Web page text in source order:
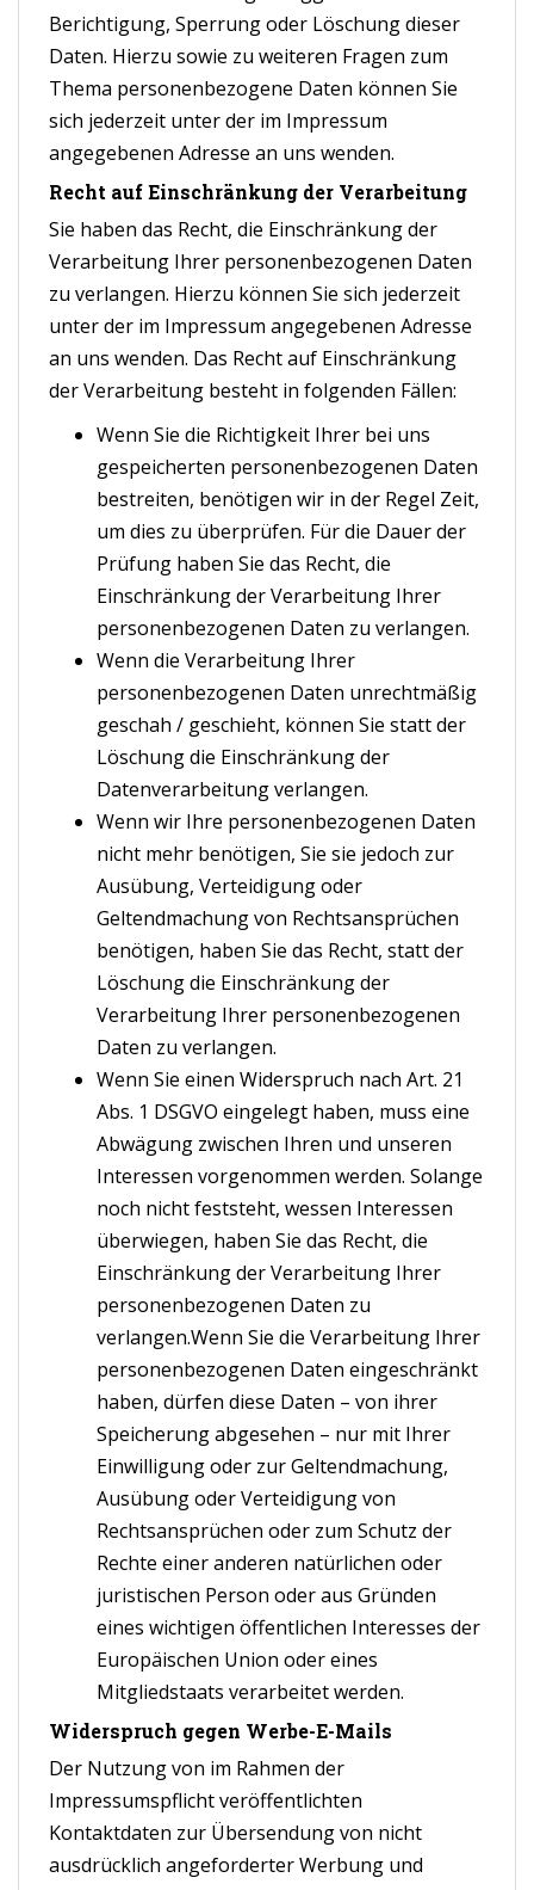
Berichtigung, Sperrung oder Löschung dieser
Daten. Hierzu sowie zu weiteren Fragen zum
Thema personenbezogene Daten können Sie
sich jederzeit unter der im Impressum
angegebenen Adresse an uns wenden.
Recht auf Einschränkung der Verarbeitung
Sie haben das Recht, die Einschränkung der
Verarbeitung Ihrer personenbezogenen Daten
zu verlangen. Hierzu können Sie sich jederzeit
unter der im Impressum angegebenen Adresse
an uns wenden. Das Recht auf Einschränkung
der Verarbeitung besteht in folgenden Fällen:
Wenn Sie die Richtigkeit Ihrer bei uns
gespeicherten personenbezogenen Daten
bestreiten, benötigen wir in der Regel Zeit,
um dies zu überprüfen. Für die Dauer der
Prüfung haben Sie das Recht, die
Einschränkung der Verarbeitung Ihrer
personenbezogenen Daten zu verlangen.
Wenn die Verarbeitung Ihrer
personenbezogenen Daten unrechtmäßig
geschah / geschieht, können Sie statt der
Löschung die Einschränkung der
Datenverarbeitung verlangen.
Wenn wir Ihre personenbezogenen Daten
nicht mehr benötigen, Sie sie jedoch zur
Ausübung, Verteidigung oder
Geltendmachung von Rechtsansprüchen
benötigen, haben Sie das Recht, statt der
Löschung die Einschränkung der
Verarbeitung Ihrer personenbezogenen
Daten zu verlangen.
Wenn Sie einen Widerspruch nach Art. 21
Abs. 1 DSGVO eingelegt haben, muss eine
Abwägung zwischen Ihren und unseren
Interessen vorgenommen werden. Solange
noch nicht feststeht, wessen Interessen
überwiegen, haben Sie das Recht, die
Einschränkung der Verarbeitung Ihrer
personenbezogenen Daten zu
verlangen.Wenn Sie die Verarbeitung Ihrer
personenbezogenen Daten eingeschränkt
haben, dürfen diese Daten – von ihrer
Speicherung abgesehen – nur mit Ihrer
Einwilligung oder zur Geltendmachung,
Ausübung oder Verteidigung von
Rechtsansprüchen oder zum Schutz der
Rechte einer anderen natürlichen oder
juristischen Person oder aus Gründen
eines wichtigen öffentlichen Interesses der
Europäischen Union oder eines
Mitgliedstaats verarbeitet werden.
Widerspruch gegen Werbe-E-Mails
Der Nutzung von im Rahmen der
Impressumspflicht veröffentlichten
Kontaktdaten zur Übersendung von nicht
ausdrücklich angeforderter Werbung und